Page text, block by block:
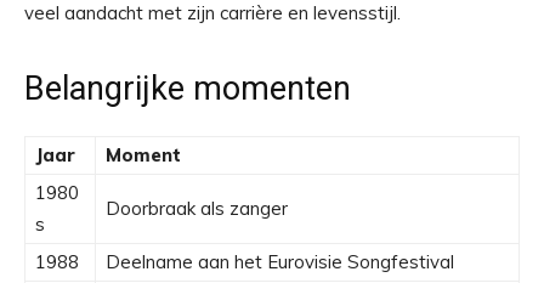
veel aandacht met zijn carrière en levensstijl.
Belangrijke momenten
Jaar
Moment
1980
s
Doorbraak als zanger
1988
Deelname aan het Eurovisie Songfestival